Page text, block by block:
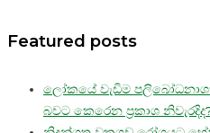
Featured posts
ලෝකයේ වැඩිම
බවට කෙරෙන ප්‍රකාශ